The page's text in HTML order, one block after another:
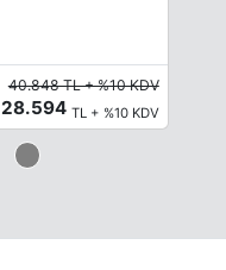
40.848 TL + %10 KDV
28.594 TL + %10 KDV